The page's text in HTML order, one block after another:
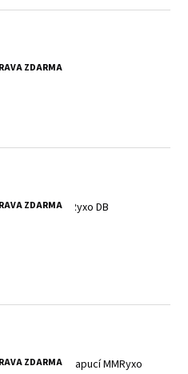
ZDARMA
ZDARMA
kapucí MMRyxo DB
ZDARMA
s textilní kapucí MMRyxo